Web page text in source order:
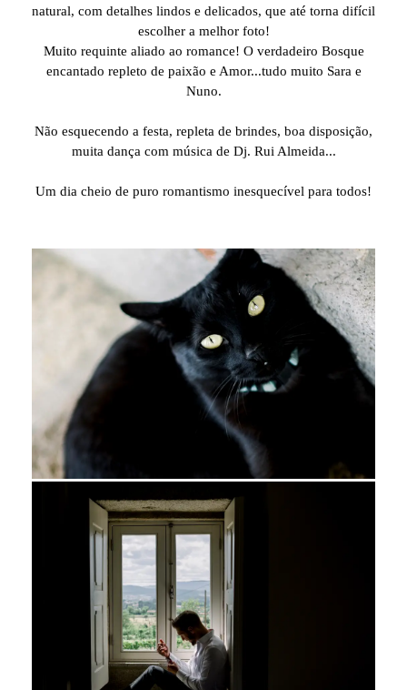
natural, com detalhes lindos e delicados, que até torna difícil
escolher a melhor foto!
Muito requinte aliado ao romance! O verdadeiro Bosque
encantado repleto de paixão e Amor...tudo muito Sara e
Nuno.
Não esquecendo a festa, repleta de brindes, boa disposição,
muita dança com música de Dj. Rui Almeida...
Um dia cheio de puro romantismo inesquecível para todos!